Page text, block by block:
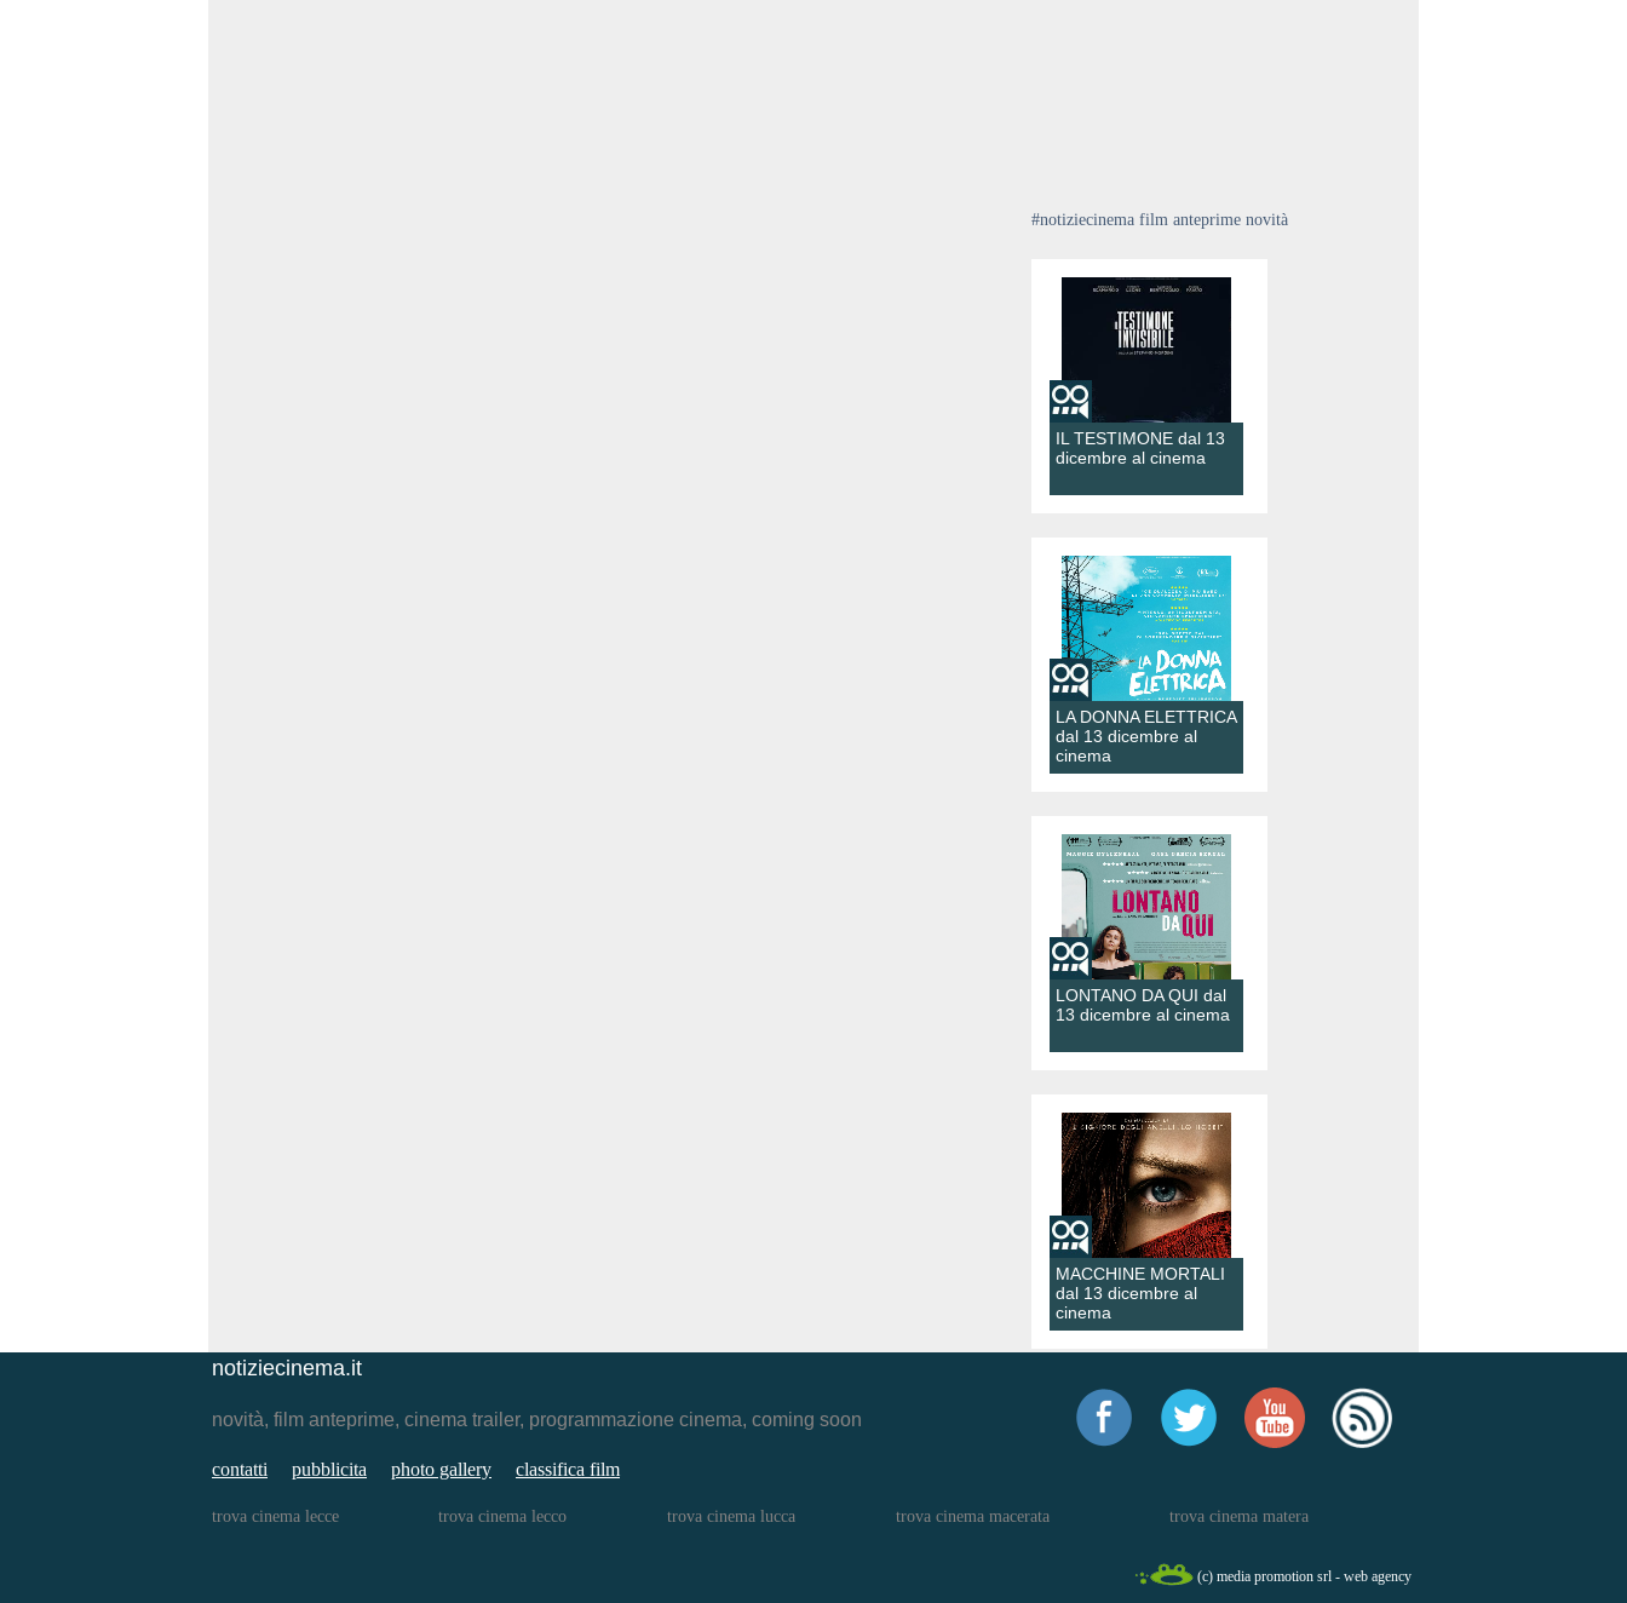
#notiziecinema film anteprime novità
IL TESTIMONE dal 13
dicembre al cinema
LA DONNA ELETTRICA
dal 13 dicembre al
cinema
LONTANO DA QUI dal
13 dicembre al cinema
MACCHINE MORTALI
dal 13 dicembre al
cinema
notiziecinema.it
novità, film anteprime, cinema trailer, programmazione cinema, coming soon
contatti pubblicita photo gallery classifica film
trova cinema lecce trova cinema lecco trova cinema lucca trova cinema macerata trova cinema matera
(c) media promotion srl - web agency